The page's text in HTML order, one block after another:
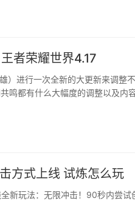
者荣耀世界4.17
）进行一次全新的大更新来调整
鸣都有什么大幅度的调整以及内
方式上线 试炼怎么玩
新玩法：无限冲击！90秒内尝试